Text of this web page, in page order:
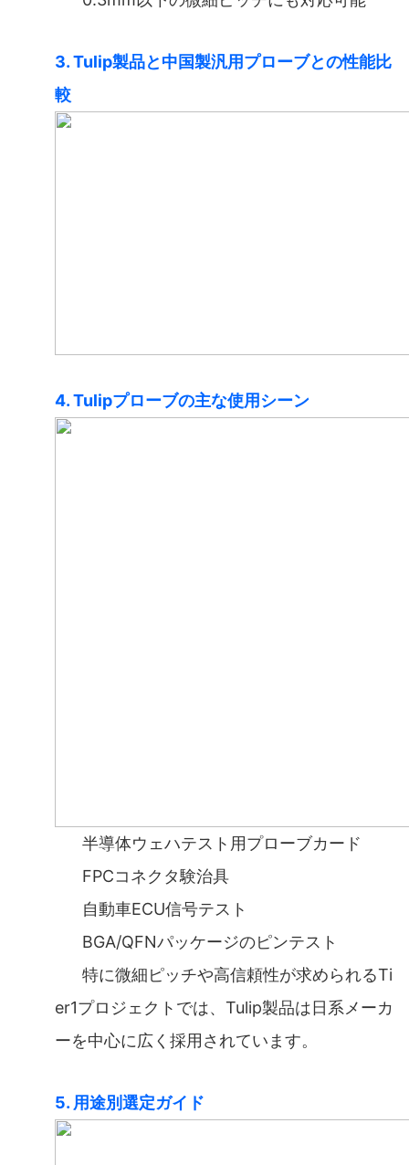
3. Tulip製品と中国製汎用プローブとの性能比
較
4. Tulipプローブの主な使用シーン
半導体ウェハテスト用プローブカード
FPCコネクタ験治具
自動車ECU信号テスト
BGA/QFNパッケージのピンテスト
特に微細ピッチや高信頼性が求められるTi
er1プロジェクトでは、Tulip製品は日系メーカ
ーを中心に広く採用されています。
5. 用途別選定ガイド